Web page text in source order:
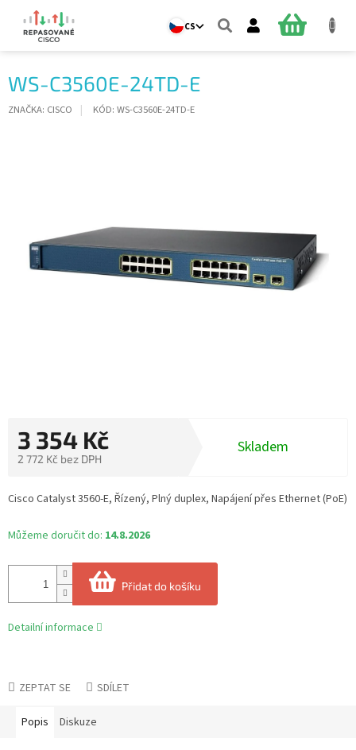
obsah
CS
NÁKUPNÍ
WS-C3560E-24TD-E
ZNAČKA: CISCO KÓD: WS-C3560E-24TD-E
3 354 Kč
2 772 Kč bez DPH
cena:
Skladem
Můžeme doručit do: 14.8.2026
Přidat do košíku
Cisco Catalyst 3560-E, Řízený, Plný duplex, Napájení přes Ethernet (PoE)
Detailní informace
ZEPTAT SE SDÍLET
Popis Diskuze